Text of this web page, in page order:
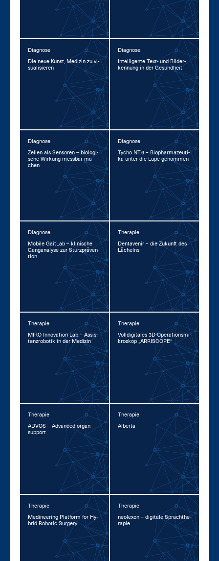
Diagnose
Die neue Kunst, Me­di­zin zu vi­
sua­li­sie­ren
Diagnose
In­tel­li­gen­te Text- und Bil­der­
ken­nung in der Ge­sund­heit
Diagnose
Zel­len als Sen­so­ren – bio­lo­gi­
sche Wir­kung mess­bar ma­
chen
Diagnose
Ty­cho NT.6 – Bio­phar­ma­zeu­ti­
ka un­ter die Lu­pe ge­nom­men
Diagnose
Mo­bi­le GaitLab – kli­ni­sche
Gan­gana­ly­se zur Sturz­prä­ven­
ti­on
Therapie
Den­ta­ve­nir – die Zu­kunft des
Lä­chelns
Therapie
MI­RO In­no­va­ti­on Lab – As­sis­
tenz­ro­bo­tik in der Me­di­zin
Therapie
Voll­di­gi­ta­les 3D-Ope­ra­ti­ons­mi­
kro­skop „AR­RI­SCOPE“
Therapie
AD­VOS – Ad­van­ced or­gan
sup­port
Therapie
Al­ber­ta
Therapie
Me­di­nee­ring Plat­form for Hy­
brid Ro­botic Sur­ge­ry
Therapie
neo­l­exon – di­gi­ta­le Sprachthe­
ra­pie